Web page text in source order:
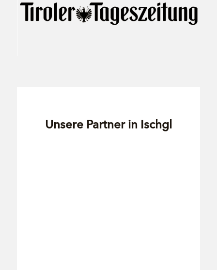
Unsere Partner in Ischgl